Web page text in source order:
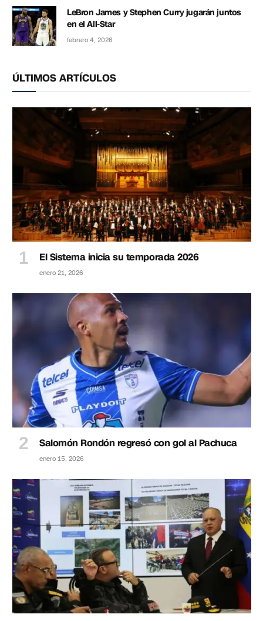
LeBron James y Stephen Curry jugarán juntos
en el All-Star
febrero 4, 2026
ÚLTIMOS ARTÍCULOS
El Sistema inicia su temporada 2026
enero 21, 2026
Salomón Rondón regresó con gol al Pachuca
enero 15, 2026